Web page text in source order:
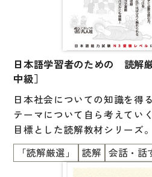
本書は、この「何を話したら
「発見」をキーワードに取り
ました。
自分の興味や考え、相手の興
境界などを「発見」し、
「型にはまったスピーチ」か
ます。
本書には、さまざまな協働学
日本語学習者のための 読解
中級］
日本社会についての知識を得
テーマについて自ら考えてい
目標とした読解教材シリーズ。
初中級編は3部構成。
「読解厳選」 読解 会話・話